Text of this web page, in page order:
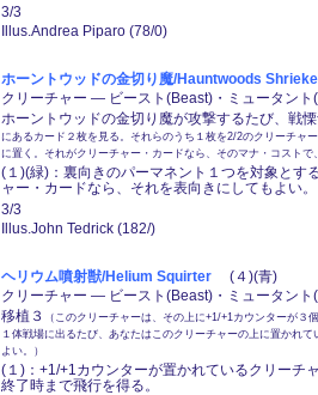
3/3
Illus.Andrea Piparo (78/0)
ホーントウッドの金切り魔/Hauntwoods
クリーチャー ― ビースト(Beast)・ミュータン
ホーントウッドの金切り魔が攻撃するたび、戦慄
にあるカード２枚を見る。それらのうち１枚を2/2のクリーチャ
に置く。それがクリーチャー・カードなら、そのマナ・コストで
(１)(緑)：裏向きのパーマネント１つを対象とす
ャー・カードなら、それを表向きにしてもよい。
3/3
Illus.John Tedrick (182/)
ヘリウム噴射獣/Helium Squirter (４)(青)
クリーチャー ― ビースト(Beast)・ミュータン
移植３
（このクリーチャーは、その上に+1/+1カウンターが
１体戦場に出るたび、あなたはこのクリーチャーの上に置かれ
よい。）
(１)：+1/+1カウンターが置かれているクリーチ
終了時まで飛行を得る。